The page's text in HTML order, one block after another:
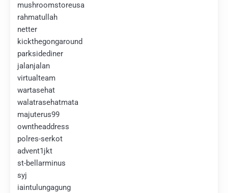
mushroomstoreusa
rahmatullah
netter
kickthegongaround
parksidediner
jalanjalan
virtualteam
wartasehat
walatrasehatmata
majuterus99
owntheaddress
polres-serkot
advent1jkt
st-bellarminus
syj
iaintulungagung